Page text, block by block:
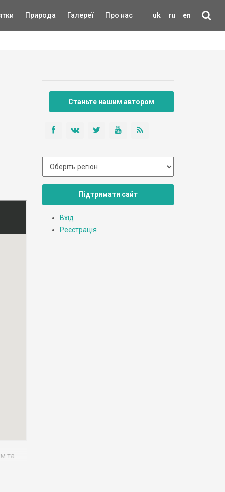
uk ru en
Природа Галереї Про нас
та
Станьте нашим автором
Підтримати сайт
Вхід
Реєстрація